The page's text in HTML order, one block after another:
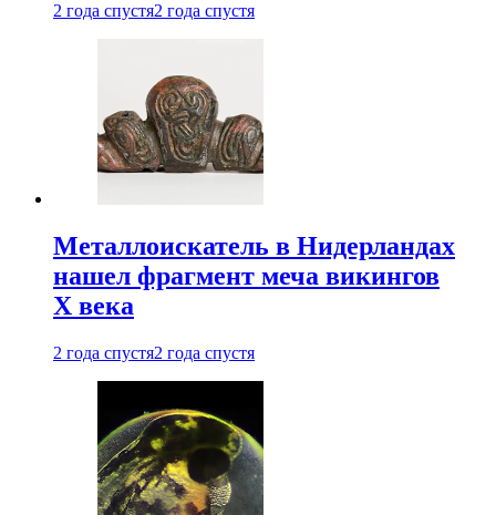
2 года спустя2 года спустя
Металлоискатель в Нидерландах
нашел фрагмент меча викингов
X века
2 года спустя2 года спустя